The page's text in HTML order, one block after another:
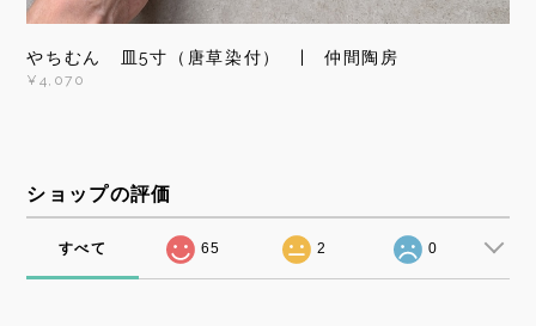
やちむん 皿5寸（唐草染付） | 仲間陶房
¥4,070
ショップの評価
すべて 65 2 0